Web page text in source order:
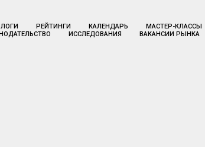
РЕЙТИНГИ КАЛЕНДАРЬ
МАСТЕР-КЛАССЫ
ИССЛЕДОВАНИЯ ВАКАНСИИ РЫНКА